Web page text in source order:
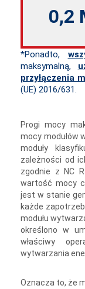
*Ponadto,
maksymalną,
przyłączenia
(UE) 2016/631.
0,2
Progi mocy
mocy modułów
moduły
zależności od
zgodnie z NC
wartość mocy
jest w stanie
każde
modułu
określono w
właściwy
wytwarzania
Oznacza to, że